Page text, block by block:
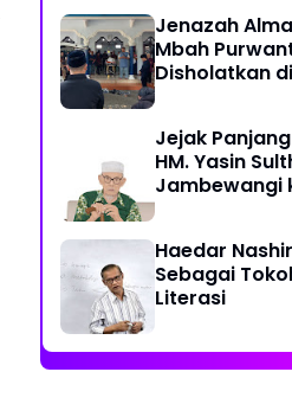
Jenazah
Mbah
Disholatkan
Jejak
HM. Yasin
Jambewangi
Hingga Akhir
Haedar Nashir
Sebagai
Literasi